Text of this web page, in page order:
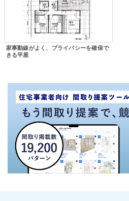
家事動線がよく、プライバシーを確保で
きる平屋